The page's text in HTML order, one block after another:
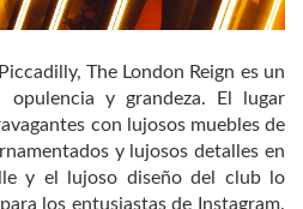
The London Reign es un
y grandeza. El lugar
con lujosos muebles de
y lujosos detalles en
y el lujoso diseño del club lo
los entusiastas de Instagram.